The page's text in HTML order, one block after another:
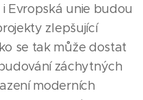
Evropská unie budou
zlepšující
se tak může dostat
záchytných
moderních